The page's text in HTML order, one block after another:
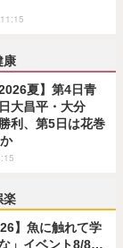
康
夏】第4日青
大昌平・大分
利、第5日は花巻
楽
】魚に触れて学
」イベント8/8…